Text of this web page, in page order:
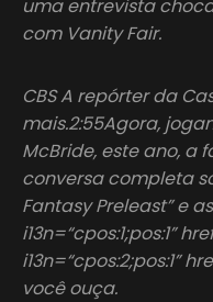
uma entrevista
com Vanity Fair.
CBS A repórter da
mais.2:55Agora,
McBride, este ano, a
conversa completa
Fantasy Preleast” e
i13n=“cpos:1;pos:1”
i13n=“cpos:2;pos:1”
você ouça.